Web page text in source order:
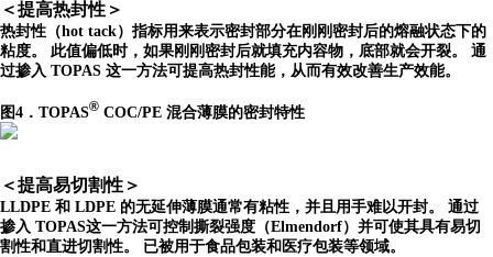
＜提高热封性＞
热封性（hot tack）指标用来表示密封部分在刚刚密封后的熔融状态下的
粘度。 此值偏低时，如果刚刚密封后就填充内容物，底部就会开裂。 通
过掺入 TOPAS 这一方法可提高热封性能，从而有效改善生产效能。
图4．TOPAS® COC/PE 混合薄膜的密封特性
＜提高易切割性＞
LLDPE 和 LDPE 的无延伸薄膜通常有粘性，并且用手难以开封。 通过
掺入 TOPAS这一方法可控制撕裂强度（Elmendorf）并可使其具有易切
割性和直进切割性。 已被用于食品包装和医疗包装等领域。